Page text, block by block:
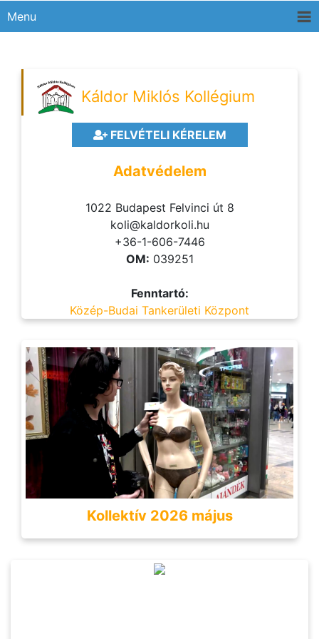
Menu
Káldor Miklós Kollégium
FELVÉTELI KÉRELEM
Adatvédelem
1022 Budapest Felvinci út 8
koli@kaldorkoli.hu
+36-1-606-7446
OM: 039251
Fenntartó:
Közép-Budai Tankerületi Központ
Kollektív 2026 május